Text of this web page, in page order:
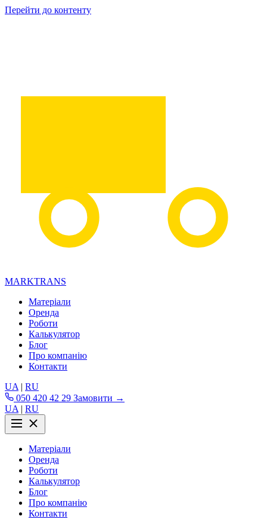
Перейти до контенту
MARKTRANS
Матеріали
Оренда
Роботи
Калькулятор
Блог
Про компанію
Контакти
UA | RU
050 420 42 29 Замовити →
UA | RU
Матеріали
Оренда
Роботи
Калькулятор
Блог
Про компанію
Контакти